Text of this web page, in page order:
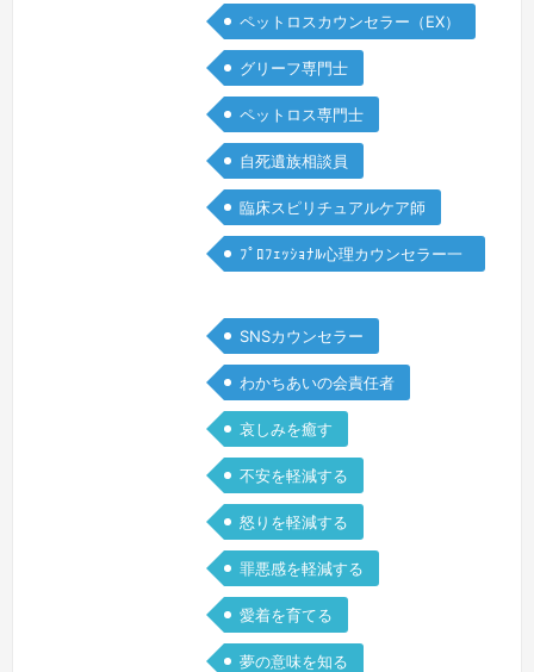
らい • 誰にもわかってもらえないよう
な孤立感がある • 変化してしまった人
間関係に戸惑っている • 誰にも本音を
話せず、ひとりきりで苦しんでいるグリ
ーフ(悲嘆)は、時間や理屈で簡単に癒え
るものではありません。け…
る »
ペットロスカウンセラー（EX）
グリーフ専門士
ペットロス専門士
自死遺族相談員
臨床スピリチュアルケア師
ﾌﾟﾛﾌｪｯｼｮﾅﾙ心理カウンセラー一
SNSカウンセラー
わかちあいの会責任者
哀しみを癒す
不安を軽減する
怒りを軽減する
罪悪感を軽減する
愛着を育てる
夢の意味を知る